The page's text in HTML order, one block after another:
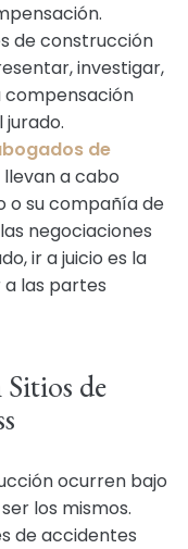
de construcción
investigar,
compensación
de
llevan a cabo
o su compañía de
negociaciones
ir a juicio es la
las partes
de
ocurren bajo
los mismos.
de accidentes